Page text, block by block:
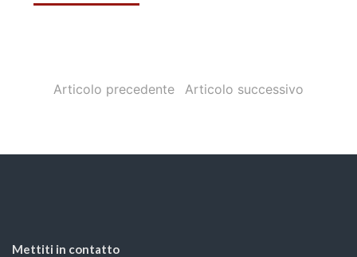
Articolo precedente Articolo successivo
Mettiti in contatto